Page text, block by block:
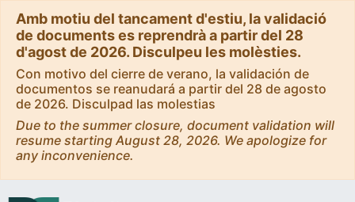
Amb motiu del tancament d'estiu, la validació
de documents es reprendrà a partir del 28
d'agost de 2026. Disculpeu les molèsties.
Con motivo del cierre de verano, la validación de
documentos se reanudará a partir del 28 de agosto
de 2026. Disculpad las molestias
Due to the summer closure, document validation will
resume starting August 28, 2026. We apologize for
any inconvenience.